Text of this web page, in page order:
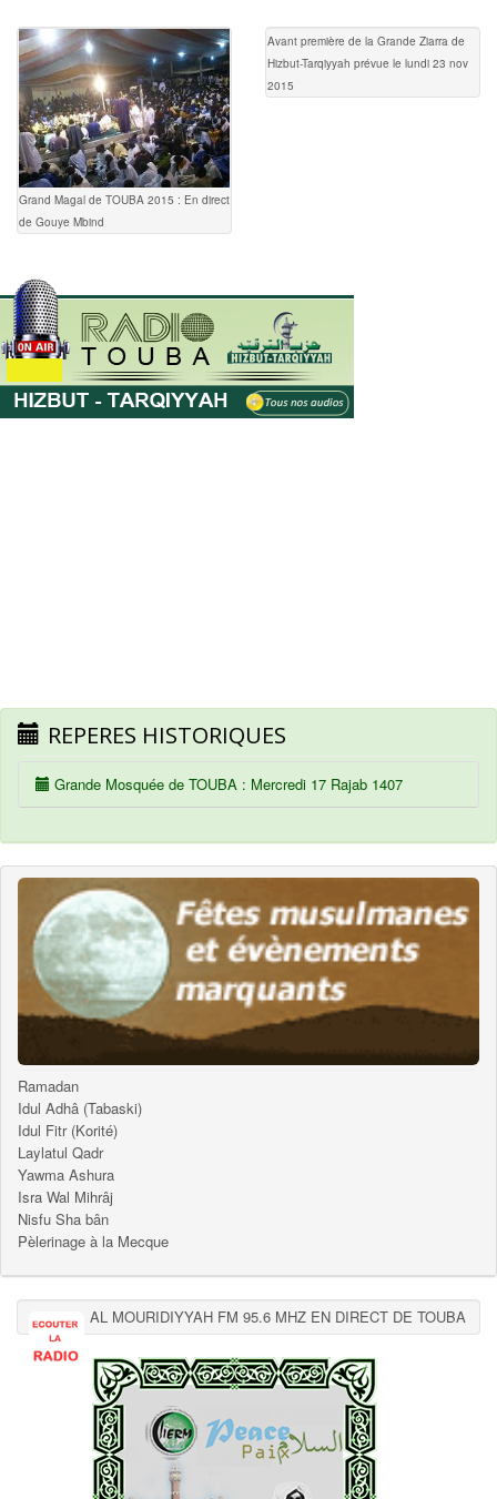
Grand Magal de TOUBA 2015 : En direct
de Gouye Mbind
Avant première de la Grande Ziarra de
Hizbut-Tarqiyyah prévue le lundi 23 nov
2015
REPERES HISTORIQUES
Grande Mosquée de TOUBA : Mercredi 17 Rajab 1407
Ramadan
Idul Adhâ (Tabaski)
Idul Fitr (Korité)
Laylatul Qadr
Yawma Ashura
Isra Wal Mihrâj
Nisfu Sha bân
Pèlerinage à la Mecque
AL MOURIDIYYAH FM 95.6 MHZ EN DIRECT DE TOUBA